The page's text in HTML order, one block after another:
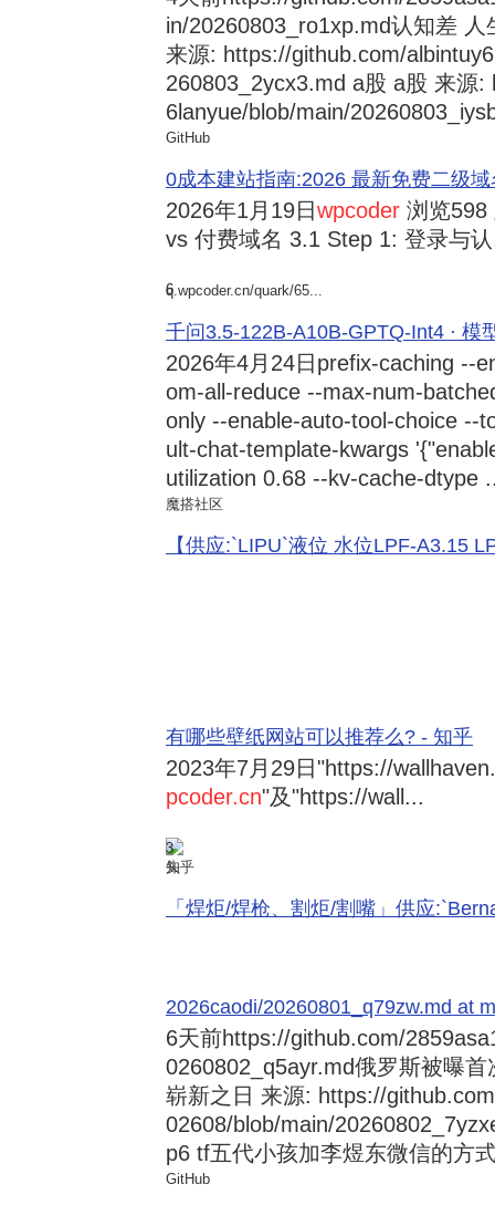
in/20260803_ro1xp.md认知差
来源: https://github.com/
260803_2ycx3.md a股 a股 来源
6lanyue/blob/main/
GitHub
0成本建站指南:2026 最新免费二级
2026年1月19日wpcoder 浏览598
vs 付费域名 3.1 Step 1: 登录与
6
q.wpcoder.cn/quark/65...
千问3.5-122B-A10B-GPTQ-Int4 · 模
2026年4月24日 prefix-caching --
om-all-reduce --max-num-
only --enable-auto-tool-choice --
ult-chat-template-kwargs
utilization 0.68 --kv-cache-dtype
魔搭社区
【供应:`LIPU`液位 水位LPF-A3.15
有哪些壁纸网站可以推荐么? - 知乎
2023年7月29日 "https://
pcoder.cn"及"https://wall...
3
知乎
「焊炬/焊枪、割炬/割嘴」供应
2026caodi/20260801_q79zw.md at
6天前https://github.com/
0260802_q5ayr.md俄罗斯被曝
崭新之日 来源: https://
02608/blob/main/
p6 tf五代小孩加李煜东微信的方
GitHub